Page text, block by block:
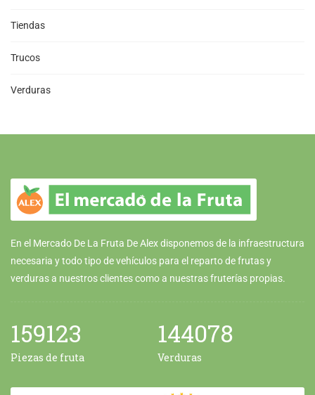
Tiendas
Trucos
Verduras
En el Mercado De La Fruta De Alex disponemos de la infraestructura
necesaria y todo tipo de vehículos para el reparto de frutas y
verduras a nuestros clientes como a nuestras fruterías propias.
159123
Piezas de fruta
144078
Verduras